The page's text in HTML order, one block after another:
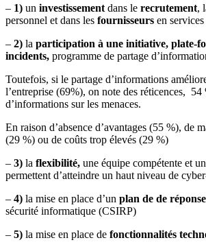
– 1) un investissement dans le recrutement,
personnel et dans les fournisseurs en
– 2) la participation à une initiative, plate-
incidents, programme de partage
Toutefois, si le partage d’informations
l’entreprise (69%), on note des réticences, 54
d’informations sur les menaces.
En raison d’absence d’avantages (55 %), de
(29 %) ou de coûts trop élevés (29 %)
– 3) la flexibilité, une équipe compétente et
permettent d’atteindre un haut niveau de
– 4) la mise en place d’un plan de de
sécurité informatique (CSIRP)
– 5) la mise en place de fonctionnalités